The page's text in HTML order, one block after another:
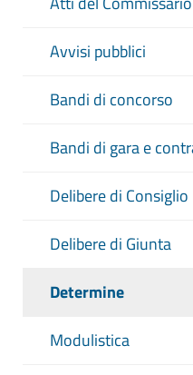
Avvisi pubblici
Bandi di concorso
Bandi di gara e
Delibere di Consiglio
Delibere di Giunta
Determine
Modulistica